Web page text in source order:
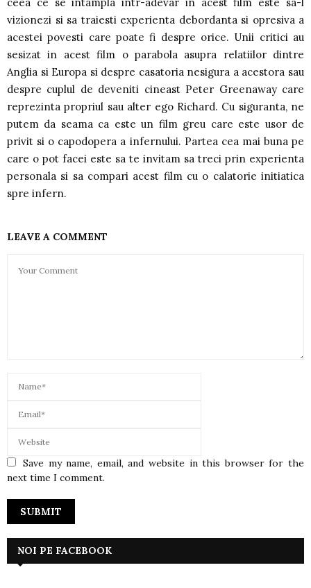
vizionezi si sa traiesti experienta debordanta si opresiva a
acestei povesti care poate fi despre orice. Unii critici au
sesizat in acest film o parabola asupra relatiilor dintre
Anglia si Europa si despre casatoria nesigura a acestora sau
despre cuplul de deveniti cineast Peter Greenaway care
reprezinta propriul sau alter ego Richard. Cu siguranta, ne
putem da seama ca este un film greu care este usor de
privit si o capodopera a infernului. Partea cea mai buna pe
care o pot facei este sa te invitam sa treci prin experienta
personala si sa compari acest film cu o calatorie initiatica
spre infern.
LEAVE A COMMENT
Save my name, email, and website in this browser for the
next time I comment.
NOI PE FACEBOOK